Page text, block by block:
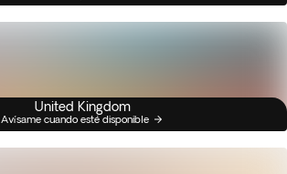
United Kingdom
Avísame cuando esté disponible